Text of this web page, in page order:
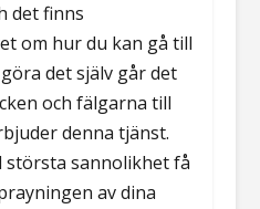
det finns
om hur du kan gå till
det själv går det
och fälgarna till
denna tjänst.
största sannolikhet få
av dina